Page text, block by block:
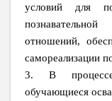
условий для
отношений,
самореализации
3. В процессе
обучающиеся